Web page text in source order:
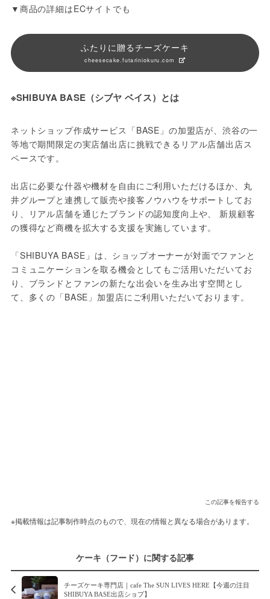
▼商品の詳細はECサイトでも
ふたりに贈るチーズケーキ
cheesecake.futariniokuru.com
※SHIBUYA BASE（シブヤ ベイス）とは
ネットショップ作成サービス「BASE」の加盟店が、渋谷の一
等地で期間限定の実店舗出店に挑戦できるリアル店舗出店ス
ペースです。
出店に必要な什器や機材を自由にご利用いただけるほか、丸
井グループと連携して販売や接客ノウハウをサポートしてお
り、リアル店舗を通じたブランドの認知度向上や、 新規顧客
の獲得など商機を拡大する支援を実施しています。
「SHIBUYA BASE」は、ショップオーナーが対面でファンと
コミュニケーションを取る機会としてもご活用いただいてお
り、ブランドとファンの新たな出会いを生み出す空間とし
て、多くの「BASE」加盟店にご利用いただいております。
この記事を報告する
※掲載情報は記事制作時点のもので、現在の情報と異なる場合があります。
ケーキ（フード）に関する記事
チーズケーキ専門店｜cafe The SUN LIVES HERE【今週の注目
SHIBUYA BASE出店ショプ】